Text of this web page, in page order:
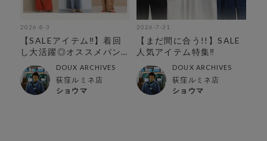
2026-8-3
【SALEアイテム‼︎】着回
し大活躍◎オススメパン
DOUX ARCHIVES
荻窪ルミネ店
ショウマ
2026-7-31
【まだ間に合う!!】SALE
人気アイテム特集‼︎
DOUX ARCHIVES
荻窪ルミネ店
ショウマ